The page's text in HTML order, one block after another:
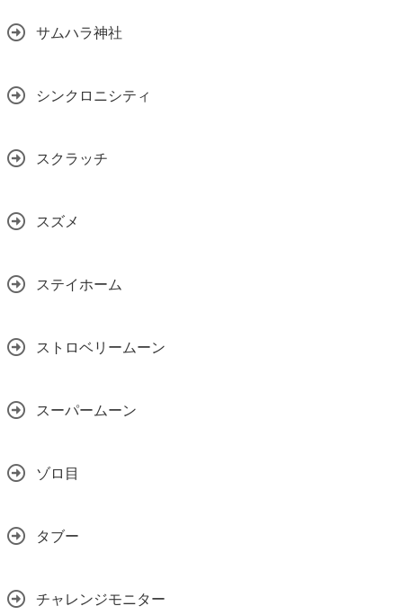
サムハラ神社
シンクロニシティ
スクラッチ
スズメ
ステイホーム
ストロベリームーン
スーパームーン
ゾロ目
タブー
チャレンジモニター